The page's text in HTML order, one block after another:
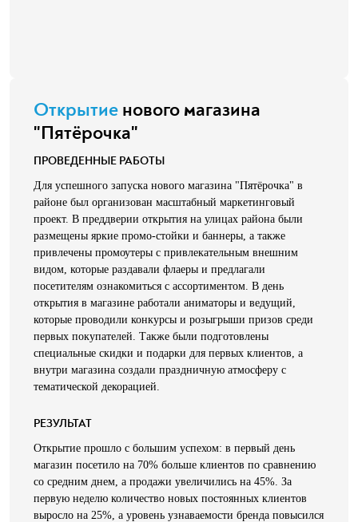
Открытие нового магазина
"Пятёрочка"
ПРОВЕДЕННЫЕ РАБОТЫ
Для успешного запуска нового магазина "Пятёрочка" в
районе был организован масштабный маркетинговый
проект. В преддверии открытия на улицах района были
размещены яркие промо-стойки и баннеры, а также
привлечены промоутеры с привлекательным внешним
видом, которые раздавали флаеры и предлагали
посетителям ознакомиться с ассортиментом. В день
открытия в магазине работали аниматоры и ведущий,
которые проводили конкурсы и розыгрыши призов среди
первых покупателей. Также были подготовлены
специальные скидки и подарки для первых клиентов, а
внутри магазина создали праздничную атмосферу с
тематической декорацией.
РЕЗУЛЬТАТ
Открытие прошло с большим успехом: в первый день
магазин посетило на 70% больше клиентов по сравнению
со средним днем, а продажи увеличились на 45%. За
первую неделю количество новых постоянных клиентов
выросло на 25%, а уровень узнаваемости бренда повысился